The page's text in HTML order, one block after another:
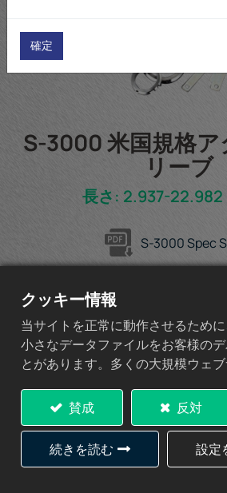
S-3000 米国規格ア
リーブ
長さ: 2.937-
S-3000 Spec
見積もりに追加
仕様
クッキー情報
当サイトを正常に動作させるため
小さなデータファイルをお客様の
とがあります。多くの大規模ウェブ
賛成 反対
続きを読む 設定
確定